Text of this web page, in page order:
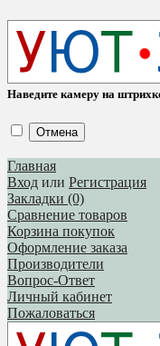
Наведите камеру на
Отмена
Главная
Вход или Регистрация
Закладки (0)
Сравнение товаров
Корзина покупок
Оформление заказа
Производители
Вопрос-Ответ
Личный кабинет
Пожаловаться